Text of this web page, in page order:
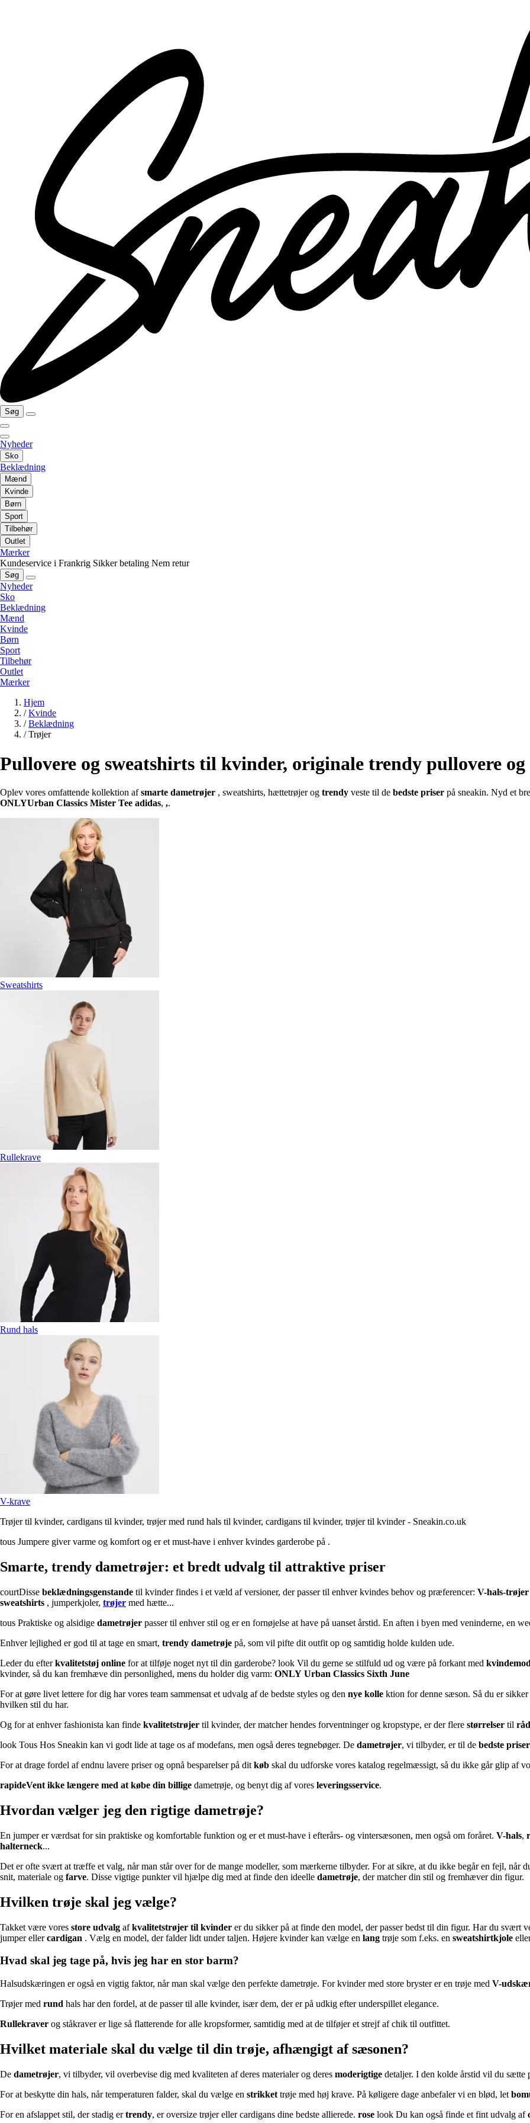
Søg
Nyheder
Sko
Beklædning
Mænd
Kvinde
Børn
Sport
Tilbehør
Outlet
Mærker
Kundeservice i Frankrig Sikker betaling Nem retur
Søg
Nyheder
Sko
Beklædning
Mænd
Kvinde
Børn
Sport
Tilbehør
Outlet
Mærker
Hjem
/ Kvinde
/ Beklædning
/ Trøjer
Pullovere og sweatshirts til kvinder, originale trendy pullovere
Oplev vores omfattende kollektion afsmarte dametrøjer , sweatshirts, hættetrøjer og trendy veste til de bedste priser på sneakin. Nyd et
ONLYUrban Classics Mister Tee adidas, ,.
Sweatshirts
Rullekrave
Rund hals
V-krave
Trøjer til kvinder, cardigans til kvinder, trøjer med rund hals til kvinder, cardigans til kvinder, trøjer til kvinder - Sneakin.co.uk
tous Jumpere giver varme og komfort og er et must-have i enhver kvindes garderobe på .
Smarte, trendy dametrøjer: et bredt udvalg til attraktive priser
courtDisse beklædningsgenstande til kvinder findes i et væld af versioner, der passer til enhver kvindes behov og præferencer: V-hals-trøjer
sweatshirts , jumperkjoler, trøjer med hætte...
tous Praktiske og alsidige dametrøjer passer til enhver stil og er en fornøjelse at have på uanset årstid. En aften i byen med veninderne, en
Enhver lejlighed er god til at tage en smart, trendy dametrøje på, som vil pifte dit outfit op og samtidig holde kulden ude.
Leder du efterkvalitetstøj online for at tilføje noget nyt til din garderobe? look Vil du gerne se stilfuld ud og være på forkant med
kvinder, så du kan fremhæve din personlighed, mens du holder dig varm: ONLY Urban Classics Sixth June
For at gøre livet lettere for dig har vores team sammensat et udvalg af de bedste styles og den nye kolle ktion for denne sæson. Så du er
hvilken stil du har.
Og for at enhver fashionista kan finde kvalitetstrøjer til kvinder, der matcher hendes forventninger og kropstype, er der flere størrelser til
look Tous Hos Sneakin kan vi godt lide at tage os af modefans, men også deres tegnebøger. De dametrøjer, vi tilbyder, er til de bedste priser
For at drage fordel af endnu lavere priser og opnå besparelser på dit køb skal du udforske vores katalog regelmæssigt, så du ikke går glip af
rapideVent ikke længere med at købe din billige dametrøje, og benyt dig af vores leveringsservice.
Hvordan vælger jeg den rigtige dametrøje?
En jumper er værdsat for sin praktiske og komfortable funktion og er et must-have i efterårs- og vintersæsonen, men også om foråret. V-hals,
halterneck...
Det er ofte svært at træffe et valg, når man står over for de mange modeller, som mærkerne tilbyder. For at sikre, at du ikke begår en fejl, når
snit, materiale og farve. Disse vigtige punkter vil hjælpe dig med at finde den ideelle dametrøje, der matcher din stil og fremhæver din figur.
Hvilken trøje skal jeg vælge?
Takket være vores store udvalg afkvalitetstrøjer til kvinder er du sikker på at finde den model, der passer bedst til din figur. Har du svært
jumper ellercardigan . Vælg en model, der falder lidt under taljen. Højere kvinder kan vælge en lang trøje som f.eks. en sweatshirtkjole
Hvad skal jeg tage på, hvis jeg har en stor barm?
Halsudskæringen er også en vigtig faktor, når man skal vælge den perfekte dametrøje. For kvinder med store bryster er en trøje med V-
Trøjer med rund hals har den fordel, at de passer til alle kvinder, især dem, der er på udkig efter underspillet elegance.
Rullekraver og ståkraver er lige så flatterende for alle kropsformer, samtidig med at de tilføjer et strejf af chik til outfittet.
Hvilket materiale skal du vælge til din trøje, afhængigt af sæsonen?
De dametrøjer, vi tilbyder, vil overbevise dig med kvaliteten af deres materialer og deres moderigtige detaljer. I den kolde årstid vil du sætte
For at beskytte din hals, når temperaturen falder, skal du vælge en strikket trøje med høj krave. På køligere dage anbefaler vi en blød, let
For en afslappet stil, der stadig ertrendy, er oversize trøjer eller cardigans dine bedste allierede. rose look Du kan også finde et fint udvalg af